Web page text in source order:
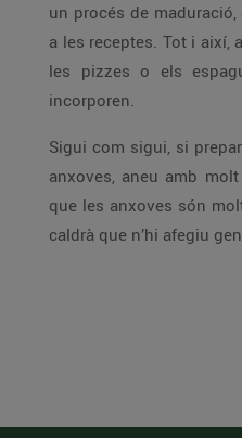
un procés de
a les receptes. Tot i així,
les pizzes o els
incorporen.
Sigui com sigui, si
anxoves, aneu amb
que les anxoves són
caldrà que n’hi afegiu